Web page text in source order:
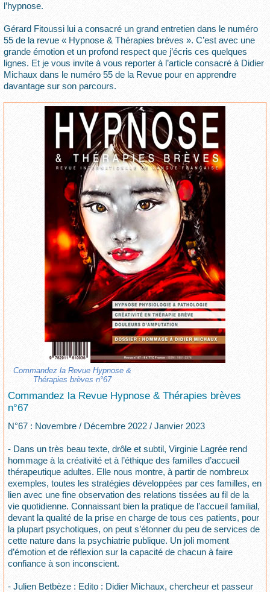
l’hypnose.
Gérard Fitoussi lui a consacré un grand entretien dans le numéro
55 de la revue « Hypnose & Thérapies brèves ». C’est avec une
grande émotion et un profond respect que j’écris ces quelques
lignes. Et je vous invite à vous reporter à l’article consacré à Didier
Michaux dans le numéro 55 de la Revue pour en apprendre
davantage sur son parcours.
Commandez la Revue Hypnose &
Thérapies brèves n°67
Commandez la Revue Hypnose & Thérapies brèves
n°67
N°67 : Novembre / Décembre 2022 / Janvier 2023
- Dans un très beau texte, drôle et subtil, Virginie Lagrée rend
hommage à la créativité et à l’éthique des familles d’accueil
thérapeutique adultes. Elle nous montre, à partir de nombreux
exemples, toutes les stratégies développées par ces familles, en
lien avec une fine observation des relations tissées au fil de la
vie quotidienne. Connaissant bien la pratique de l’accueil familial,
devant la qualité de la prise en charge de tous ces patients, pour
la plupart psychotiques, on peut s’étonner du peu de services de
cette nature dans la psychiatrie publique. Un joli moment
d’émotion et de réflexion sur la capacité de chacun à faire
confiance à son inconscient.
- Julien Betbèze : Edito : Didier Michaux, chercheur et passeur